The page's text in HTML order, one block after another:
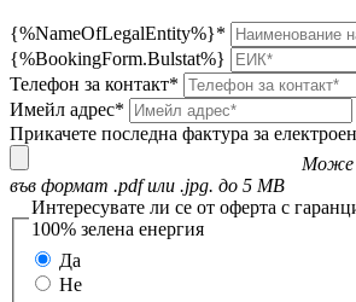
{%NameOfLegalEntity%}*
{%BookingForm.Bulstat%}
Телефон за контакт*
Имейл адрес*
Прикачете последна фактура за
Може
във формат .pdf или .jpg. до 5 MB
Интересувате ли се от оферта с
100% зелена енергия
Да
Не